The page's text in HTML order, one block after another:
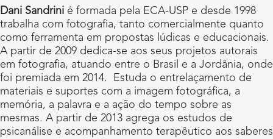
Dani Sandrini é formada pela ECA-USP e desde 1998
trabalha com fotografia, tanto comercialmente quanto
como ferramenta em propostas lúdicas e educacionais.
A partir de 2009 dedica-se aos seus projetos autorais
em fotografia, atuando entre o Brasil e a Jordânia, onde
foi premiada em 2014. Estuda o entrelaçamento de
materiais e suportes com a imagem fotográfica, a
memória, a palavra e a ação do tempo sobre as
mesmas. A partir de 2013 agrega os estudos de
psicanálise e acompanhamento terapêutico aos saberes